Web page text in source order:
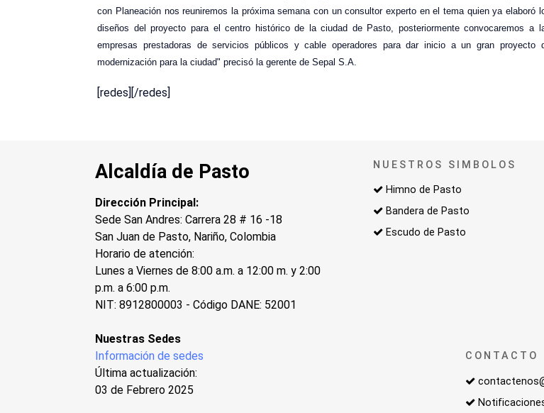
con Planeación nos reuniremos la próxima semana con un consultor experto en el tema quien ya elaboró
diseños del proyecto para el centro histórico de la ciudad de Pasto, posteriormente convocaremos a
empresas prestadoras de servicios públicos y cable operadores para dar inicio a un gran proyecto
modernización para la ciudad" precisó la gerente de Sepal S.A.
[redes][/redes]
Alcaldía de Pasto
Dirección Principal:
Sede San Andres: Carrera 28 # 16 -18
San Juan de Pasto, Nariño, Colombia
Horario de atención:
Lunes a Viernes de 8:00 a.m. a 12:00 m. y 2:00
p.m. a 6:00 p.m.
NIT: 8912800003 - Código DANE: 52001
Nuestras Sedes
Información de sedes
Última actualización:
03 de Febrero 2025
NUESTROS SIMBOLOS
Himno de Pasto
Bandera de Pasto
Escudo de Pasto
CONTACTO